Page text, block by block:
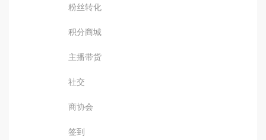
粉丝转化
积分商城
主播带货
社交
商协会
签到